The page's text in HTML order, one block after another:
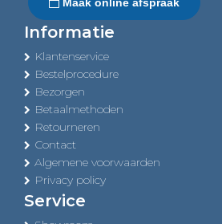
Informatie
Klantenservice
Bestelprocedure
Bezorgen
Betaalmethoden
Retourneren
Contact
Algemene voorwaarden
Privacy policy
Service